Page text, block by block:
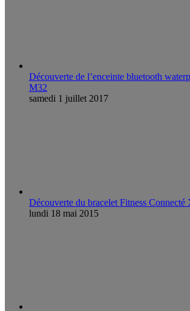
Découverte de l’enceinte bluetooth
M32
samedi 1 juillet 2017
Découverte du bracelet Fitness
lundi 18 mai 2015